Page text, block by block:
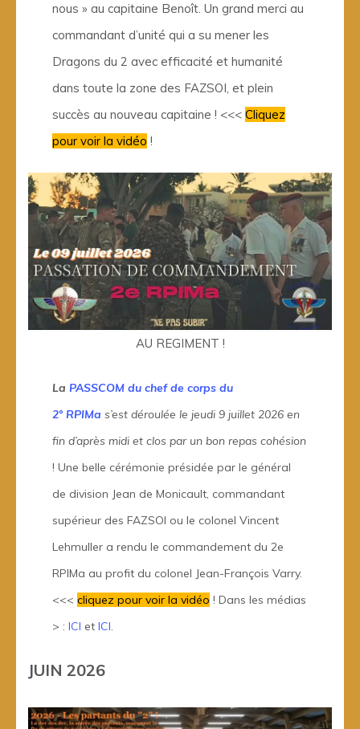
nous » au capitaine Benoît. Un grand merci au
commandant d’unité qui a su mener les
Dragons du 2 avec efficacité et humanité
dans toute la zone des FAZSOI, et plein
succès au nouveau capitaine ! <<<Cliquez
pour voir la vidéo !
AU REGIMENT !
LaPASSCOM du chef de corps du
2° RPIMa s’est déroulée le jeudi 9 juillet 2026 en
fin d’après midi et clos par un bon repas cohésion
! Une belle cérémonie présidée par le général
de division Jean de Monicault, commandant
supérieur des FAZSOI ou le colonel Vincent
Lehmuller a rendu le commandement du 2e
RPIMa au profit du colonel Jean-François Varry.
<<<cliquez pour voir la vidéo ! Dans les médias
> :ICI etICI.
JUIN 2026